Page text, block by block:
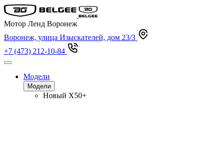
Мотор Ленд Воронеж
Воронеж, улица Изыскателей, дом 23/3
+7 (473) 212-10-84
Модели
Модели
Новый X50+